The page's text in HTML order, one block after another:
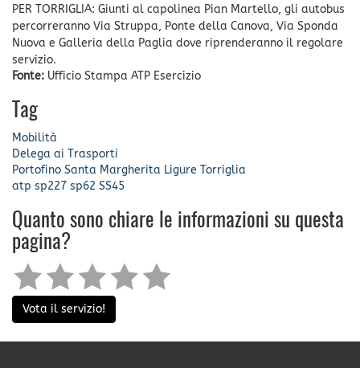
PER TORRIGLIA: Giunti al capolinea Pian Martello, gli autobus
percorreranno Via Struppa, Ponte della Canova, Via Sponda
Nuova e Galleria della Paglia dove riprenderanno il regolare
servizio.
Fonte: Ufficio Stampa ATP Esercizio
Tag
Mobilità
Delega ai Trasporti
Portofino Santa Margherita Ligure Torriglia
atp sp227 sp62 SS45
Quanto sono chiare le informazioni su questa
pagina?
Vota il servizio!